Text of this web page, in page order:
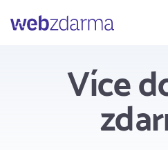
Webzdarma
Více